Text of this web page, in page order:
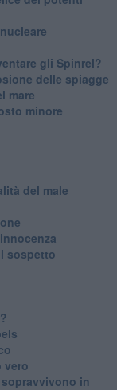
gli Spinrel?
delle spiagge
mare
minore
del male
sospetto
vero
sopravvivono in